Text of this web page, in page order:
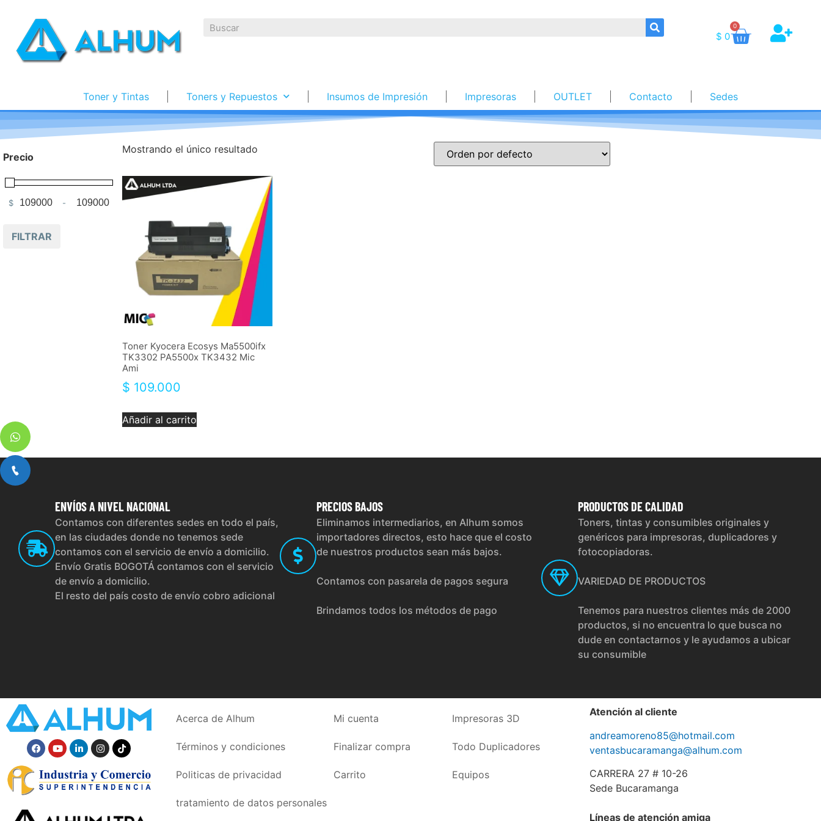
$ 0
0
Toner y Tintas Toners y Repuestos Insumos de Impresión Impresoras OUTLET Contacto Sedes
Precio
$ Minimum Price
-Maximum Price
FILTRAR
Mostrando el único resultado
Toner Kyocera Ecosys Ma5500ifx
TK3302 PA5500x TK3432 Mic
Ami
$ 109.000
Añadir al carrito
ENVÍOSA NIVEL NACIONAL
Contamos con diferentes sedes en todo el país,
en las ciudades donde no tenemos sede
contamos con el servicio de envío a domicilio.
Envío Gratis BOGOTÁ contamos con el servicio
de envío a domicilio.
El resto del país costo de envío cobro adicional
PRECIOSBAJOS
Eliminamos intermediarios, en Alhum somos
importadores directos, esto hace que el costo
de nuestros productos sean más bajos.
Contamos con pasarela de pagos segura
Brindamos todos los métodos de pago
PRODUCTOSDE CALIDAD
Toners, tintas y consumibles originales y
genéricos para impresoras, duplicadores y
fotocopiadoras.
VARIEDAD DE PRODUCTOS
Tenemos para nuestros clientes más de 2000
productos, si no encuentra lo que busca no
dude en contactarnos y le ayudamos a ubicar
su consumible
Acerca de Alhum
Términos y condiciones
Politicas de privacidad
tratamiento de datos personales
Mi cuenta
Finalizar compra
Carrito
Impresoras 3D
Todo Duplicadores
Equipos
Atención al cliente
andreamoreno85@hotmail.com
ventasbucaramanga@alhum.com
CARRERA 27 # 10-26
Sede Bucaramanga
Líneas de atención amiga